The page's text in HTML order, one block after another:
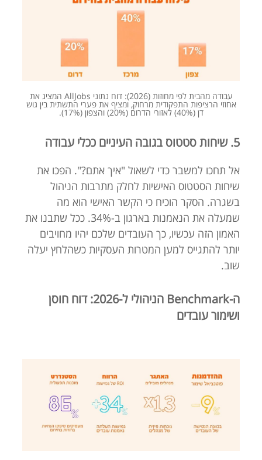
עבודה מהבית לפי מחוזות (2026): דוח נתוני AllJobs המציג את
אחוזי הרציפות התפקודית מרחוק, ומציף את פערי התשתית בין גוש
דן (40%) לאזורי הדרום (20%) והצפון (17%).
5. שיחות סטטוס בגובה העיניים ככלי עבודה
אל תחכו למשבר כדי לשאול "איך אתם?". הפכו את
שיחות הסטטוס האישיות לחלק מתרבות הניהול
בשגרה. הסקר הוכיח כי הקשר האישי הוא מה
שמעלה את הנאמנות בארגון ב-34%. ככל שתבנו את
האמון הזה עכשיו, כך העובדים שלכם יהיו מחויבים
יותר להתגייס למען המטרות העסקיות כשהלחץ יעלה
שוב.
ה-Benchmark הניהולי ל-2026: דוח חוסן
ושימור עובדים